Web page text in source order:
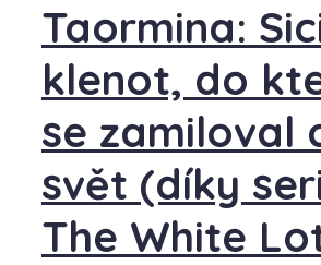
Taormina:
klenot, do
se zamiloval
svět (díky
The White